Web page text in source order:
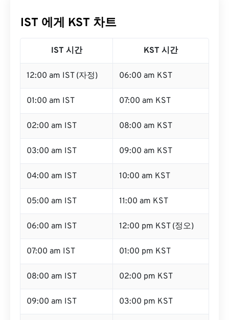
IST 에게 KST 차트
IST 시간 KST 시간
12:00 am IST (자정) 06:00 am KST
01:00 am IST 07:00 am KST
02:00 am IST 08:00 am KST
03:00 am IST 09:00 am KST
04:00 am IST 10:00 am KST
05:00 am IST 11:00 am KST
06:00 am IST 12:00 pm KST (정오)
07:00 am IST 01:00 pm KST
08:00 am IST 02:00 pm KST
09:00 am IST 03:00 pm KST